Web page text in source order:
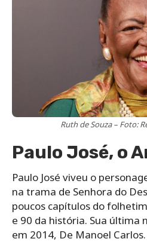
Ruth de Souza – Foto:
Paulo José, o
Paulo José viveu o
na trama de Senhora do
poucos capítulos do
e 90 da história. Sua última
em 2014, De Manoel Carlos.